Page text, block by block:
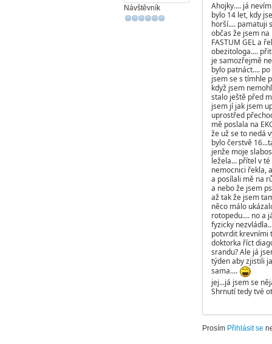
Návštěvník
Ahojky.... já
bylo 14 let, kdy
horší.... pamatuji
občas že jsem
FASTUM GEL a
obezitologa....
je samozřejmě
bylo patnáct....
jsem se s tímhle
když jsem
stalo ještě před
jsem jí jak jsem
uprostřed
mě poslala na
že už se to nedá
bylo čerstvě
jenže moje
ležela... přítel v
nemocnici řekla,
a posílali mě na
a nebo že jsem
až tak že jsem
něco málo
rotopedu.... no a
fyzicky
potvrdit krevními
doktorka říct
srandu? Ale já
týden aby zjistili
sama....
jej...já jsem se
Shrnutí tedy tvé
Prosím Přihlásit se